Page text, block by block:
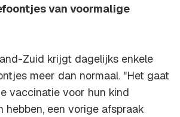
van voormalige
Zuid krijgt dagelijks enkele
meer dan normaal. "Het gaat
vaccinatie voor hun kind
hebben, een vorige afspraak